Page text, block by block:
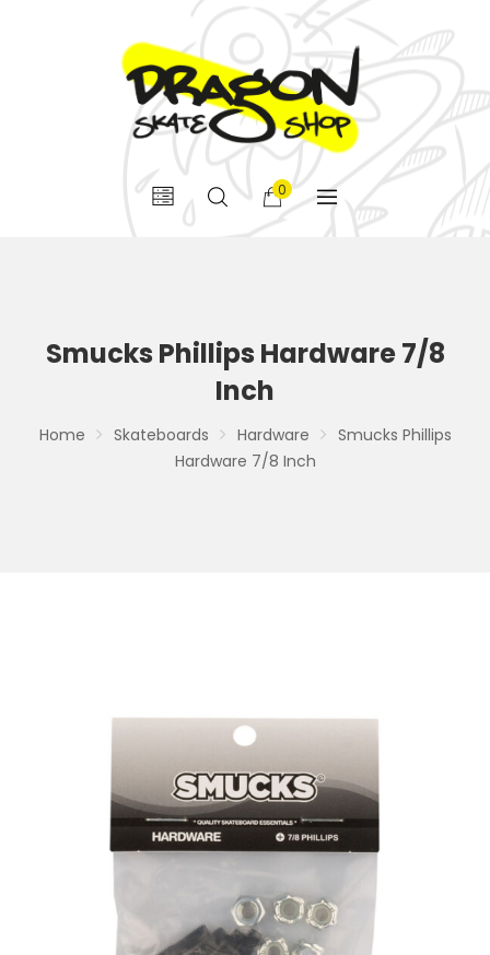
0
Smucks Phillips Hardware 7/8
Inch
Home Skateboards Hardware
Smucks Phillips
Hardware 7/8 Inch